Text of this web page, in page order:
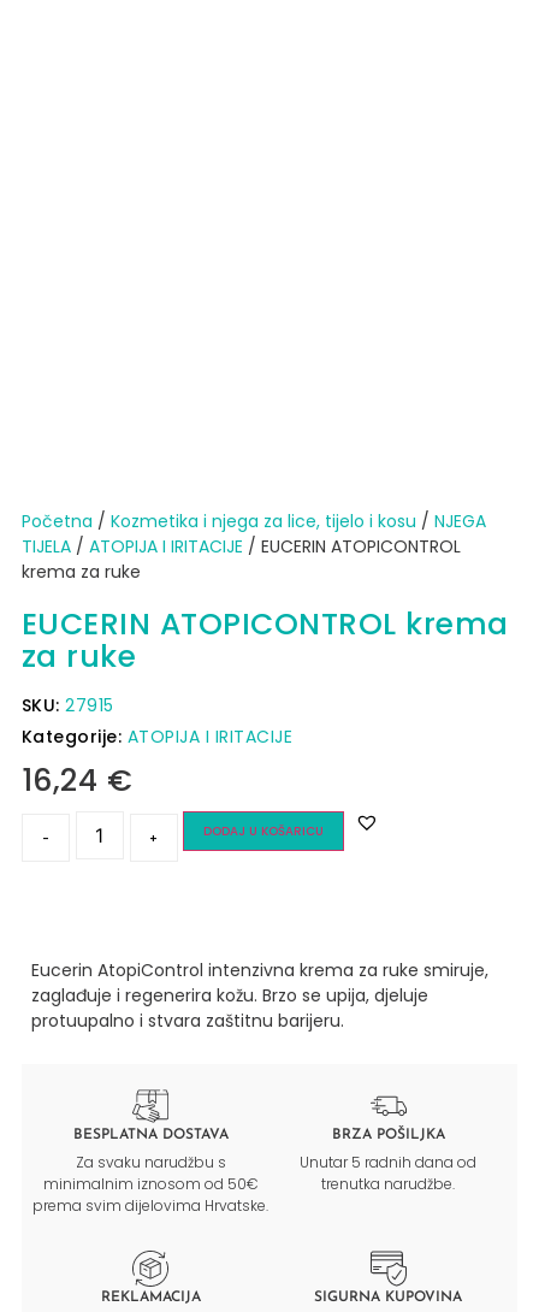
Početna / Kozmetika i njega za lice, tijelo i kosu / NJEGA
TIJELA/ ATOPIJA I IRITACIJE / EUCERIN ATOPICONTROL
krema za ruke
EUCERIN ATOPICONTROL krema
za ruke
SKU:27915
Kategorije: ATOPIJA I IRITACIJE
16,24 €
- + DODAJ U KOŠARICU
Eucerin AtopiControl intenzivna krema za ruke smiruje,
zaglađuje i regenerira kožu. Brzo se upija, djeluje
protuupalno i stvara zaštitnu barijeru.
BESPLATNA DOSTAVA
Za svaku narudžbu s
minimalnim iznosom od 50€
prema svim dijelovima Hrvatske.
BRZA POŠILJKA
Unutar 5 radnih dana od
trenutka narudžbe.
REKLAMACIJA SIGURNA KUPOVINA